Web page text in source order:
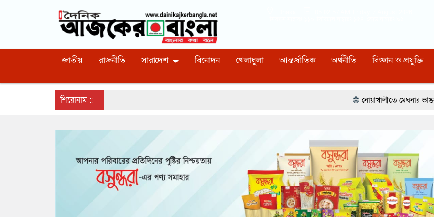
জাতীয় রাজনীতি সারাদেশ বিনোদন খেলাধুলা আন্তর্জাতিক অর্থনীতি বিজ্ঞান ও প্রযুক্তি
শিরোনাম :: নোয়াখালীতে মেঘনার ভাঙনরোধে জিও